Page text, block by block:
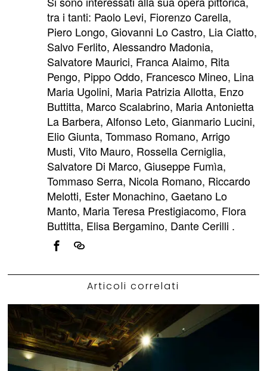
tra i tanti: Paolo Levi, Fiorenzo Carella,
Piero Longo, Giovanni Lo Castro, Lia Ciatto,
Salvo Ferlito, Alessandro Madonia,
Salvatore Maurici, Franca Alaimo, Rita
Pengo, Pippo Oddo, Francesco Mineo, Lina
Maria Ugolini, Maria Patrizia Allotta, Enzo
Buttitta, Marco Scalabrino, Maria Antonietta
La Barbera, Alfonso Leto, Gianmario Lucini,
Elio Giunta, Tommaso Romano, Arrigo
Musti, Vito Mauro, Rossella Cerniglia,
Salvatore Di Marco, Giuseppe Fumìa,
Tommaso Serra, Nicola Romano, Riccardo
Melotti, Ester Monachino, Gaetano Lo
Manto, Maria Teresa Prestigiacomo, Flora
Buttitta, Elisa Bergamino, Dante Cerilli .
Articoli correlati